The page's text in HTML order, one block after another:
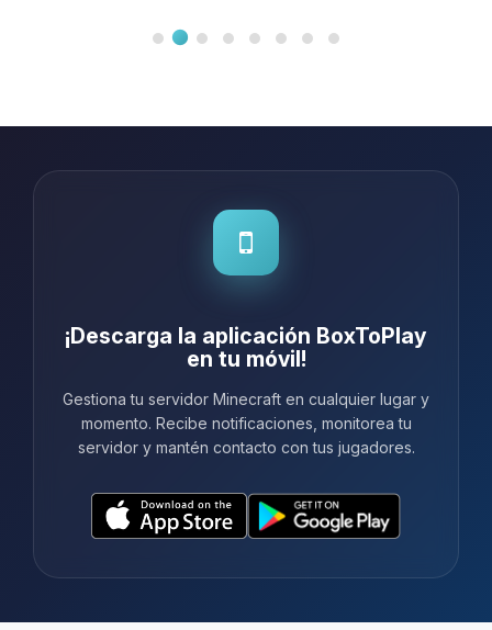
¡Descarga la aplicación BoxToPlay
en tu móvil!
Gestiona tu servidor Minecraft en cualquier lugar y
momento. Recibe notificaciones, monitorea tu
servidor y mantén contacto con tus jugadores.